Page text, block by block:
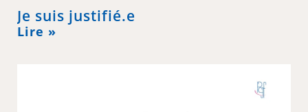
Je suis justifié.e
Lire »